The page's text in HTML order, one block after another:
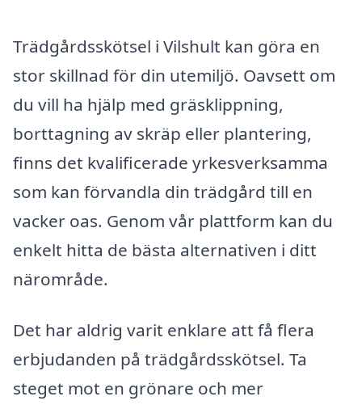
Trädgårdsskötsel i Vilshult kan göra en
stor skillnad för din utemiljö. Oavsett om
du vill ha hjälp med gräsklippning,
borttagning av skräp eller plantering,
finns det kvalificerade yrkesverksamma
som kan förvandla din trädgård till en
vacker oas. Genom vår plattform kan du
enkelt hitta de bästa alternativen i ditt
närområde.
Det har aldrig varit enklare att få flera
erbjudanden på trädgårdsskötsel. Ta
steget mot en grönare och mer